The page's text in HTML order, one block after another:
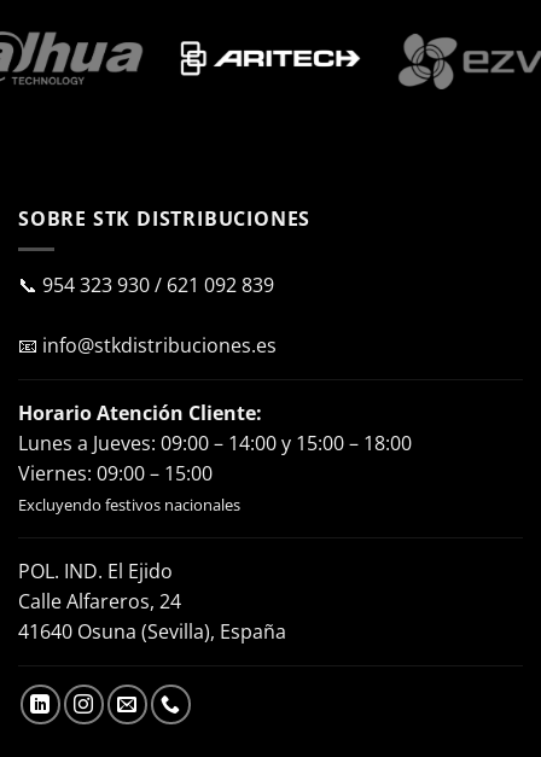
SOBRE STK DISTRIBUCIONES
📞 954 323 930/ 621 092 839
📧 info@stkdistribuciones.es
Horario Atención Cliente:
Lunes a Jueves: 09:00 – 14:00 y 15:00 – 18:00
Viernes: 09:00 – 15:00
Excluyendo festivos nacionales
POL. IND. El Ejido
Calle Alfareros, 24
41640 Osuna (Sevilla), España